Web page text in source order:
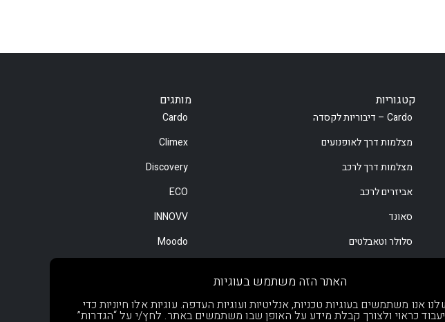
קטגוריות
Cardo – דיבוריות לקסדה
מצלמות דרך לאופנועים
מצלמות דרך לרכב
אביזרים לרכב
סאונד
סלולר וטאבלטים
בקרוב!
מותגים
Cardo
Climex
Discovery
ECO
INNOVV
Moodo
OsoPro
האתר הזה משתמש בעוגיות
אנו משתמשים בעוגיות טכניות, אנליטיות ועוגיות העדפה. עוגיות אלו חיוניות כדי
כראוי ולצורך קבלת מידע על האופן שבו משתמשים באתר. לחץ/י על “הגדרות”